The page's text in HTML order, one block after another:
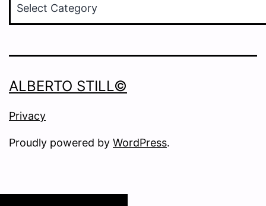
ALBERTO STILL©
Privacy
Proudly powered by WordPress.